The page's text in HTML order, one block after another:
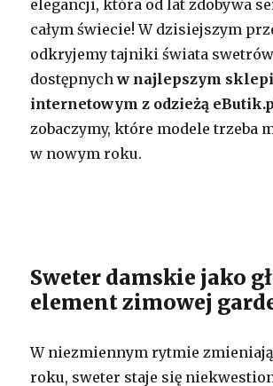
elegancji, która od lat zdobywa
całym świecie! W dzisiejszym
odkryjemy tajniki świata
dostępnychw najlepszym
internetowym z odzieżą
zobaczymy, które modele trzeba
w nowym roku.
Sweter damskie jako
element zimowej
W niezmiennym rytmie
roku, sweter staje się